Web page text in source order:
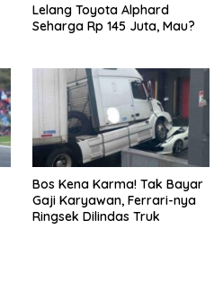
Lelang Toyota Alphard
Seharga Rp 145 Juta, Mau?
Bos Kena Karma! Tak Bayar
Gaji Karyawan, Ferrari-nya
Ringsek Dilindas Truk